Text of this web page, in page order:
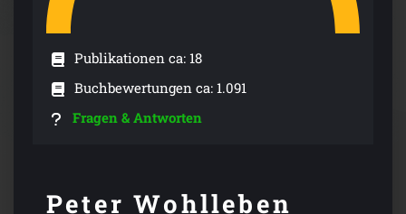
Publikationen ca: 18
Buchbewertungen ca: 1.091
Fragen & Antworten
Peter Wohlleben